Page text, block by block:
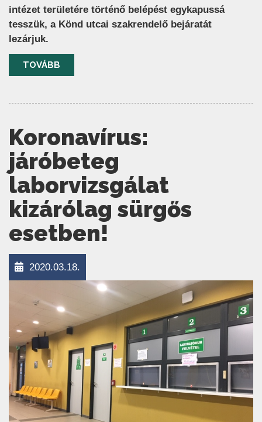
intézet területére történő belépést egykapussá
tesszük, a Könd utcai szakrendelő bejáratát
lezárjuk.
TOVÁBB
Koronavírus:
járóbeteg
laborvizsgálat
kizárólag sürgős
esetben!
2020.03.18.